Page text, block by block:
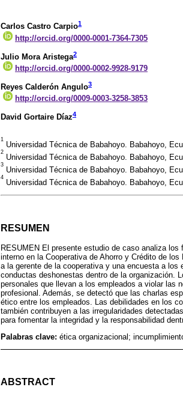
Carlos Castro Carpio1
http://orcid.org/0000-0001-7364-7305
Julio Mora Aristega2
http://orcid.org/0000-0002-9928-9179
Reyes Calderón Angulo3
http://orcid.org/0009-0003-3258-3853
David Gortaire Díaz4
1
Universidad Técnica de Babahoyo. Babahoyo,
2
Universidad Técnica de Babahoyo. Babahoyo,
3
Universidad Técnica de Babahoyo. Babahoyo,
4
Universidad Técnica de Babahoyo. Babahoyo,
RESUMEN
RESUMEN El presente estudio de caso analiza
interno en la Cooperativa de Ahorro y Crédito de
a la gerente de la cooperativa y una encuesta a
conductas deshonestas dentro de la organización.
personales que llevan a los empleados a violar las
profesional. Además, se detectó que las charlas
ético entre los empleados. Las debilidades en los
también contribuyen a las irregularidades
para fomentar la integridad y la responsabilidad
Palabras clave: ética organizacional;
ABSTRACT